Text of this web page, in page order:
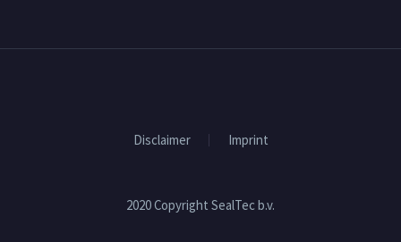
Disclaimer Imprint
2020 Copyright SealTec b.v.